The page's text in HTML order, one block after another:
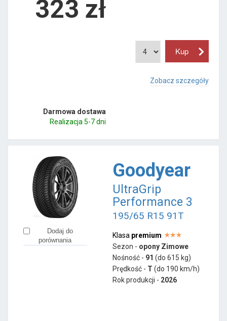
323 zł
Zobacz szczegóły
Darmowa dostawa
Realizacja 5-7 dni
Dodaj do
porównania
Goodyear
UltraGrip
Performance 3
195/65 R15 91T
Klasa premium
Sezon - opony Zimowe
Nośność - 91 (do 615 kg)
Prędkość - T (do 190 km/h)
Rok produkcji - 2026